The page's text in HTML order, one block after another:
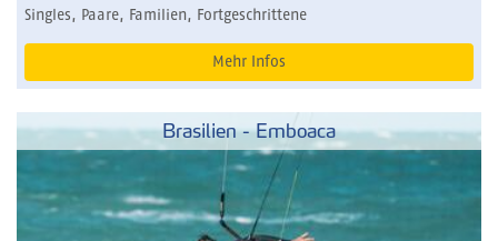
Singles, Paare, Familien, Fortgeschrittene
Mehr Infos
Brasilien - Emboaca